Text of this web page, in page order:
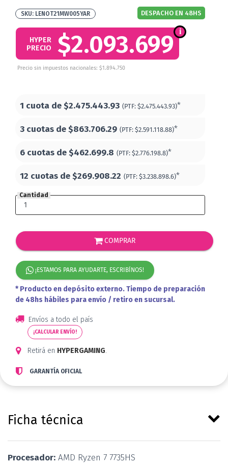
LENOT21MW005YAR DESPACHO EN 48HS
$2.093.699
HYPER
PRECIO
Precio sin impuestos nacionales: $1.894.750
1 cuota de$2.475.443.93 (PTF: $2.475.443.93)*
3 cuotas de$863.706.29 (PTF: $2.591.118.88)*
6 cuotas de$462.699.8 (PTF: $2.776.198.8)*
12 cuotas de$269.908.22 (PTF: $3.238.898.6)*
Cantidad
COMPRAR
¡ESTAMOS PARA AYUDARTE, ESCRIBÍNOS!
* Producto en depósito externo. Tiempo de preparación
de 48hs hábiles para envío / retiro en sucursal.
Envíos a todo el país
¡CALCULAR ENVÍO!
Retirá en HYPERGAMING.
GARANTÍA OFICIAL
Ficha técnica
Procesador: AMD Ryzen 7 7735HS